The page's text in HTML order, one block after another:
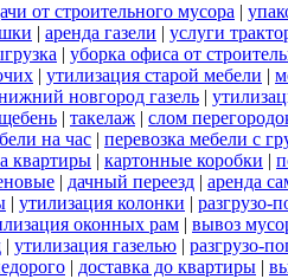
от строительного мусора |
| аренда газели | услуги
| уборка офиса от
| утилизация старой мебели |
новгород газель |
| такелаж | слом
на час | перевозка мебели с
квартиры | картонные коробки |
| дачный переезд | аренда
| утилизация колонки | разгрузо-
оконных рам | вывоз
| утилизация газелью | разгрузо-
| доставка до квартиры |